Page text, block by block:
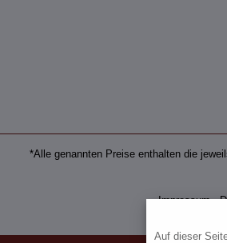
*Alle genannten Preise enthalten die
Auf dieser
Impressum-